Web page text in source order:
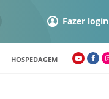
Fazer login
HOSPEDAGEM